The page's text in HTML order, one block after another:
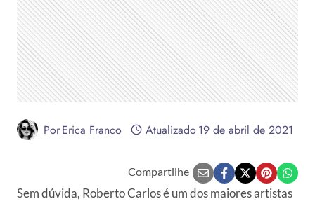
PorErica Franco Atualizado19 de abril de 2021
Compartilhe
Sem dúvida, Roberto Carlos é um dos maiores artistas